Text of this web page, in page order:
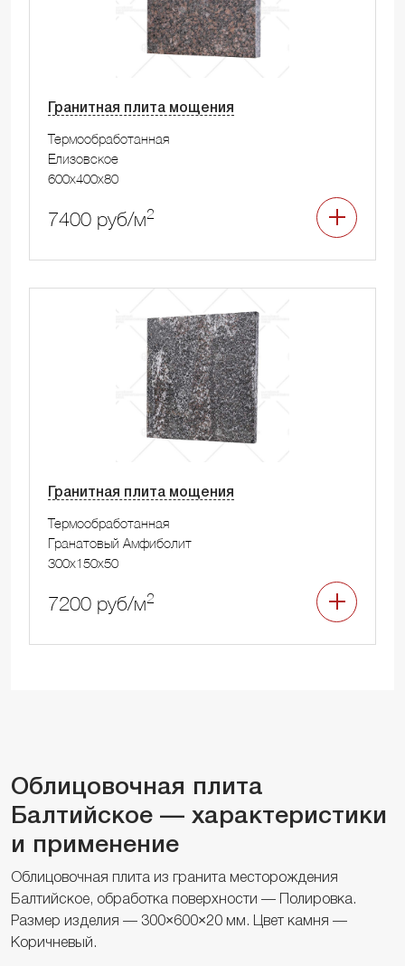
Гранитная плита мощения
Термообработанная
Елизовское
600x400x80
7400 руб/м2
Гранитная плита мощения
Термообработанная
Гранатовый Амфиболит
300x150x50
7200 руб/м2
Облицовочная плита
Балтийское — характеристики
и применение
Облицовочная плита из гранита месторождения
Балтийское, обработка поверхности — Полировка.
Размер изделия — 300×600×20 мм. Цвет камня —
Коричневый.